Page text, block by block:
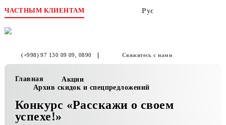
ЧАСТНЫМ КЛИЕНТАМ
Главная Акции
Конкурс «Расскажи о своем